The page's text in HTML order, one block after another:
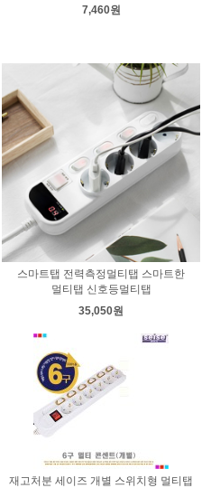
7,460원
스마트탭 전력측정멀티탭 스마트한
멀티탭 신호등멀티탭
35,050원
재고처분 세이즈 개별 스위치형 멀티탭